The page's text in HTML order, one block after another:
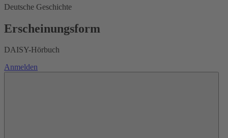
Deutsche Geschichte
Erscheinungsform
DAISY-Hörbuch
Anmelden